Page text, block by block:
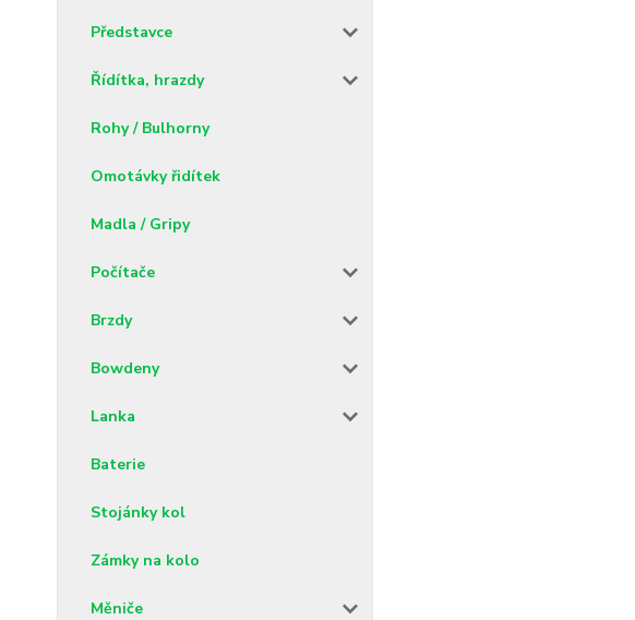
Představce
Řídítka, hrazdy
Rohy / Bulhorny
Omotávky řidítek
Madla / Gripy
Počítače
Brzdy
Bowdeny
Lanka
Baterie
Stojánky kol
Zámky na kolo
Měniče